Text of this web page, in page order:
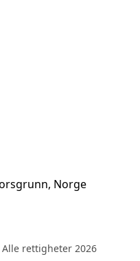
Norge
Alle rettigheter 2026